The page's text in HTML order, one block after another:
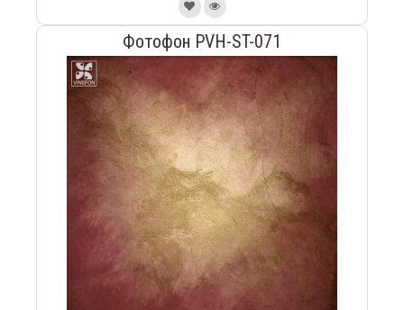
Фотофон PVH-ST-071